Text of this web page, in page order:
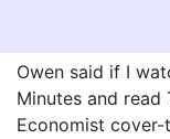
Owen said if I
Minutes and read
Economist